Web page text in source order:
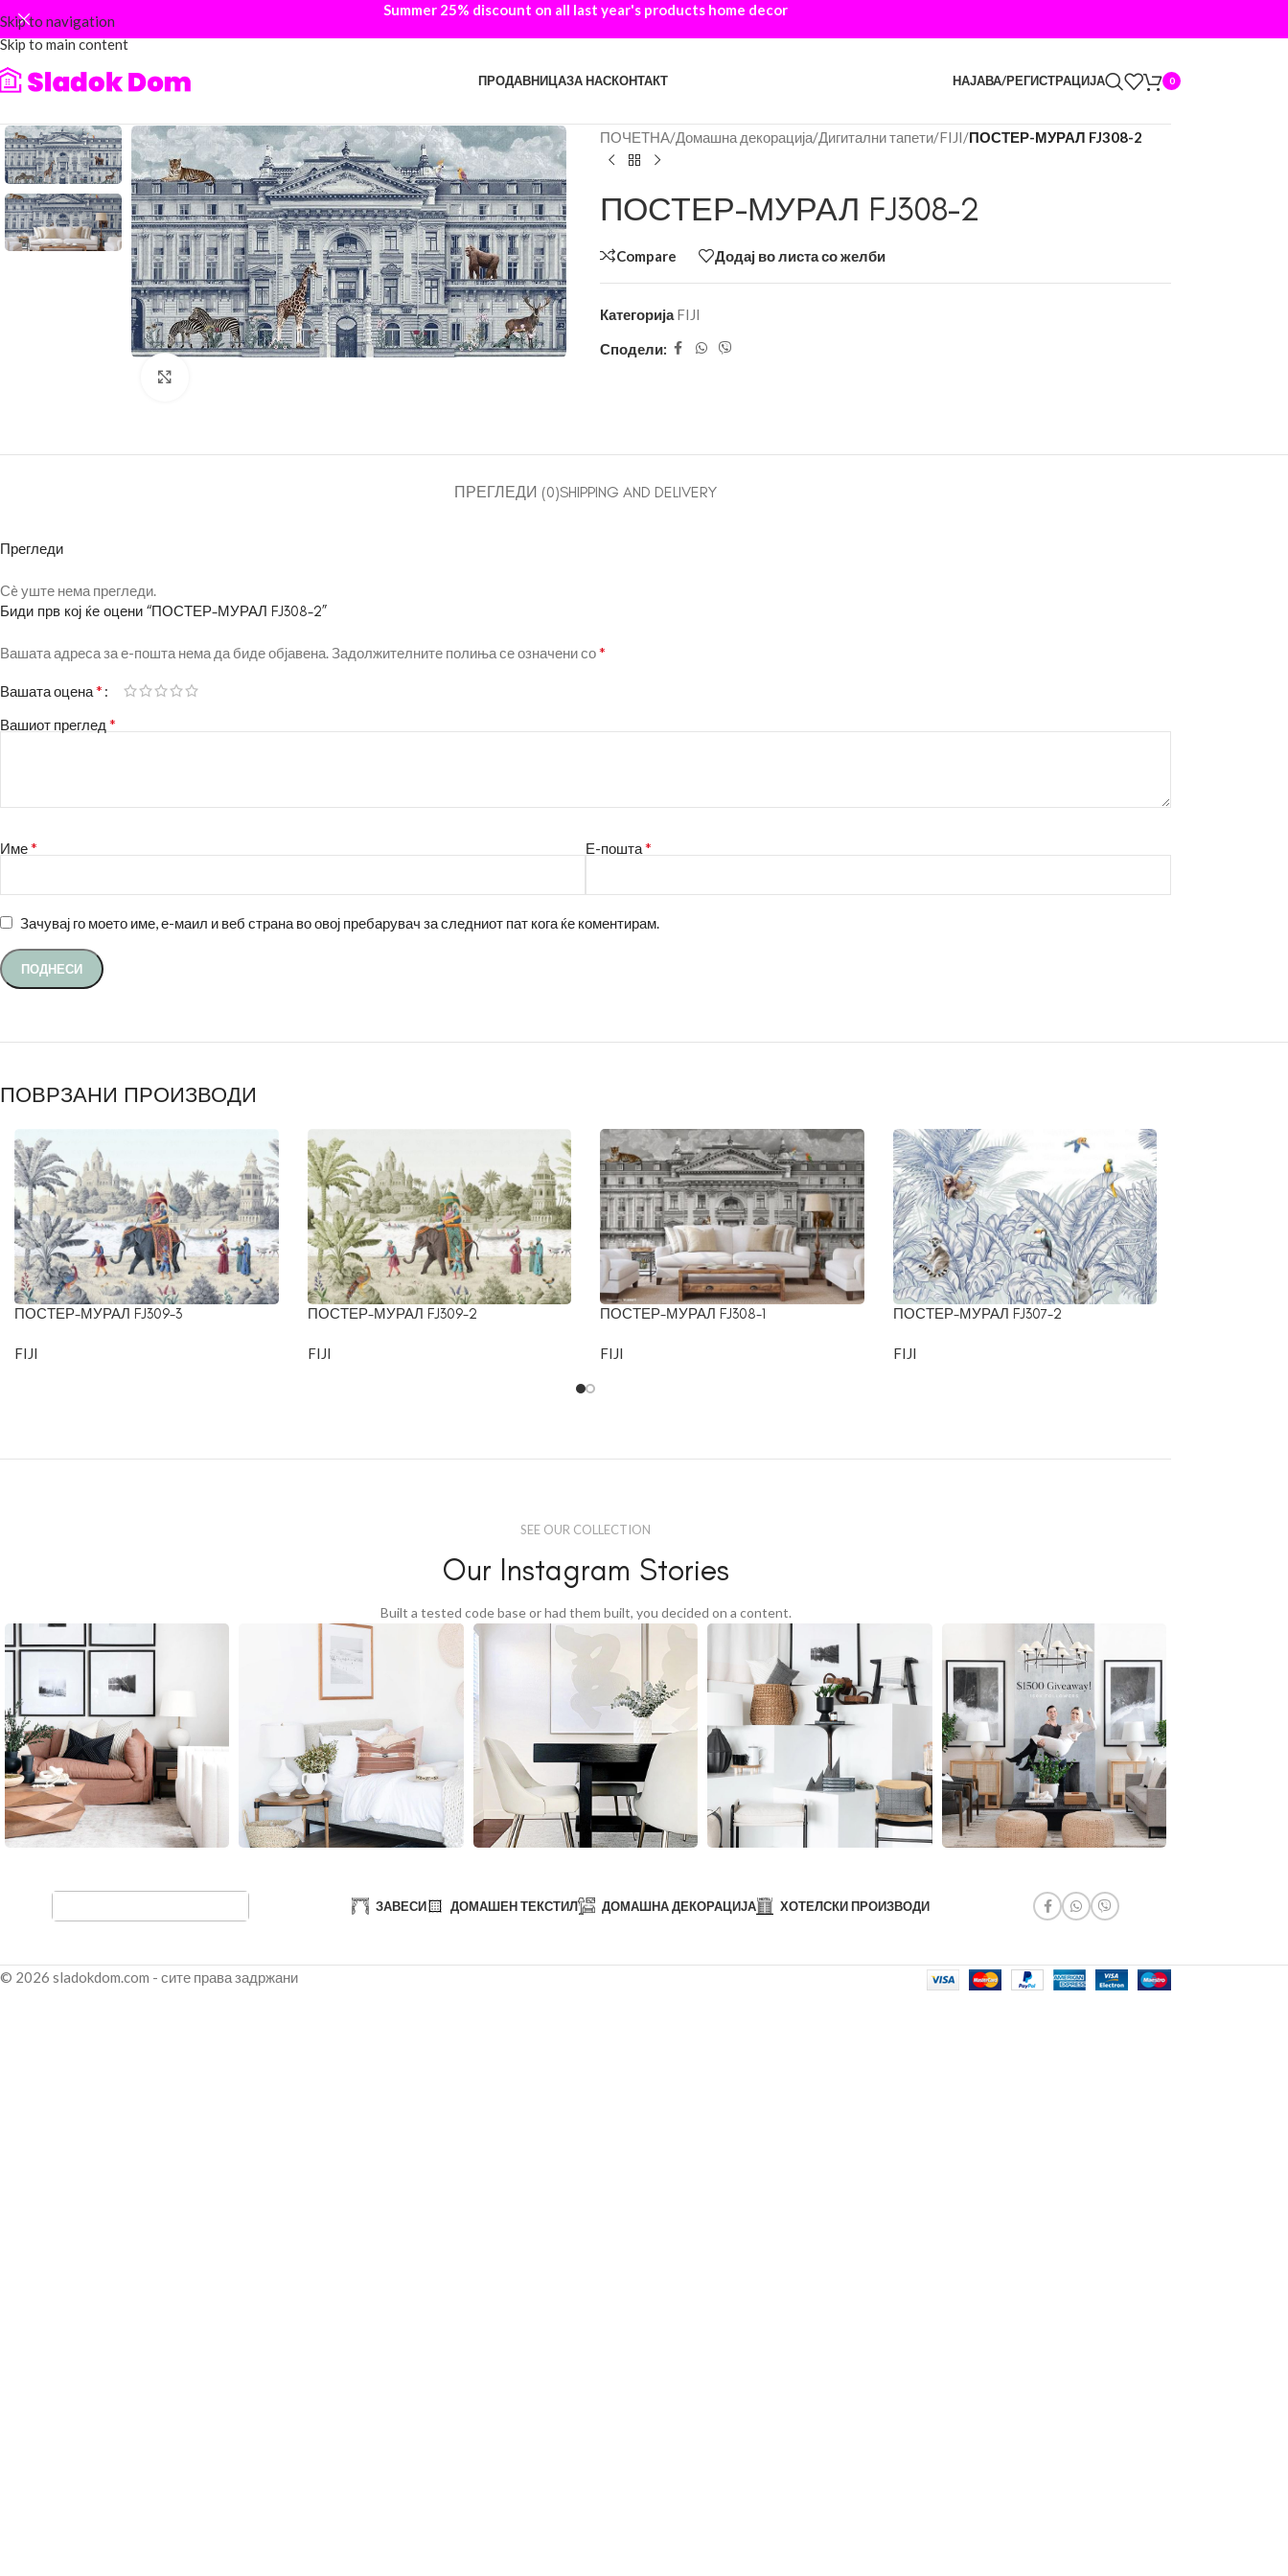
Skip to navigation
Skip to main content
Summer 25% discount on all last year's products home decor
ПРОДАВНИЦАЗА НАСКОНТАКТ НАЈАВА/РЕГИСТРАЦИЈА 0
ПОЧЕТНА/Домашна декорација/Дигитални тапети/FIJI/ПОСТЕР-МУРАЛ FJ308-2
ПОСТЕР-МУРАЛ FJ308-2
Compare Додај во листа со желби
Категорија FIJI
Сподели:
ПРЕГЛЕДИ (0)SHIPPING AND DELIVERY
Прегледи
Сè уште нема прегледи.
Биди прв кој ќе оцени “ПОСТЕР-МУРАЛ FJ308-2”
Вашата адреса за е-пошта нема да биде објавена.Задолжителните полиња се означени со*
Вашата оцена*
Вашиот преглед *
Име* Е-пошта*
Зачувај го моето име, е-маил и веб страна во овој пребарувач за следниот пат кога ќе коментирам.
ПОВРЗАНИ ПРОИЗВОДИ
ПОСТЕР-МУРАЛ FJ309-3
FIJI
ПОСТЕР-МУРАЛ FJ309-2
FIJI
ПОСТЕР-МУРАЛ FJ308-1
FIJI
ПОСТЕР-МУРАЛ FJ307-2
FIJI
SEE OUR COLLECTION
Our Instagram Stories
Built a tested code base or had them built, you decided on a content.
ЗАВЕСИ ДОМАШЕН ТЕКСТИЛ ДОМАШНА ДЕКОРАЦИЈА ХОТЕЛСКИ ПРОИЗВОДИ
© 2026 sladokdom.com - сите права задржани